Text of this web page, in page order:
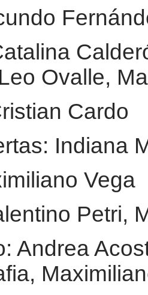
Ovalle,
Cardo
Indiana
Vega
Petri,
Andrea